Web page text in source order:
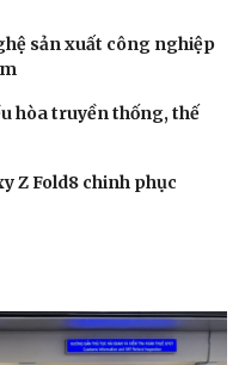
sản xuất công nghiệp
hòa truyền thống, thế
Z Fold8 chinh phục